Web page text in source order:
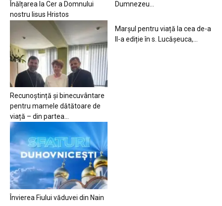
Înălțarea la Cer a Domnului
nostru Iisus Hristos
Dumnezeu…
Recunoștință și binecuvântare
pentru mamele dătătoare de
viață – din partea...
Marșul pentru viață la cea de-a
II-a ediție în s. Lucășeuca,...
Învierea Fiului văduvei din Nain